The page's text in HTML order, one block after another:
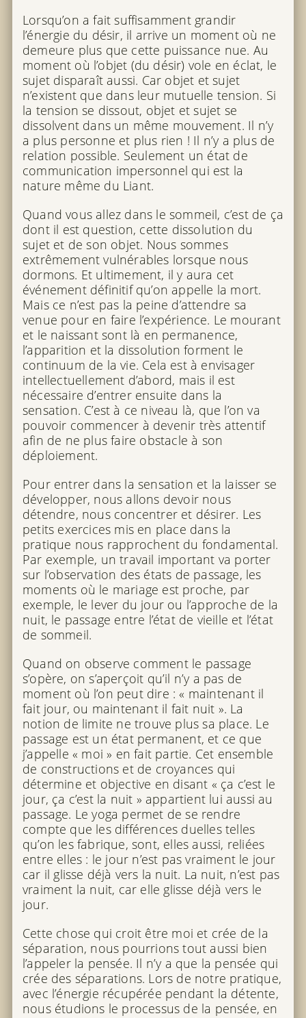
Lorsqu’on a fait suffisamment grandir
l’énergie du désir, il arrive un moment où ne
demeure plus que cette puissance nue. Au
moment où l’objet (du désir) vole en éclat, le
sujet disparaît aussi. Car objet et sujet
n’existent que dans leur mutuelle tension. Si
la tension se dissout, objet et sujet se
dissolvent dans un même mouvement. Il n’y
a plus personne et plus rien ! Il n’y a plus de
relation possible. Seulement un état de
communication impersonnel qui est la
nature même du Liant.
Quand vous allez dans le sommeil, c’est de ça
dont il est question, cette dissolution du
sujet et de son objet. Nous sommes
extrêmement vulnérables lorsque nous
dormons. Et ultimement, il y aura cet
événement définitif qu’on appelle la mort.
Mais ce n’est pas la peine d’attendre sa
venue pour en faire l’expérience. Le mourant
et le naissant sont là en permanence,
l’apparition et la dissolution forment le
continuum de la vie. Cela est à envisager
intellectuellement d’abord, mais il est
nécessaire d’entrer ensuite dans la
sensation. C’est à ce niveau là, que l’on va
pouvoir commencer à devenir très attentif
afin de ne plus faire obstacle à son
déploiement.
Pour entrer dans la sensation et la laisser se
développer, nous allons devoir nous
détendre, nous concentrer et désirer. Les
petits exercices mis en place dans la
pratique nous rapprochent du fondamental.
Par exemple, un travail important va porter
sur l’observation des états de passage, les
moments où le mariage est proche, par
exemple, le lever du jour ou l’approche de la
nuit, le passage entre l’état de vieille et l’état
de sommeil.
Quand on observe comment le passage
s’opère, on s’aperçoit qu’il n’y a pas de
moment où l’on peut dire : « maintenant il
fait jour, ou maintenant il fait nuit ». La
notion de limite ne trouve plus sa place. Le
passage est un état permanent, et ce que
j’appelle « moi » en fait partie. Cet ensemble
de constructions et de croyances qui
détermine et objective en disant « ça c’est le
jour, ça c’est la nuit » appartient lui aussi au
passage. Le yoga permet de se rendre
compte que les différences duelles telles
qu’on les fabrique, sont, elles aussi, reliées
entre elles : le jour n’est pas vraiment le jour
car il glisse déjà vers la nuit. La nuit, n’est pas
vraiment la nuit, car elle glisse déjà vers le
jour.
Cette chose qui croit être moi et crée de la
séparation, nous pourrions tout aussi bien
l’appeler la pensée. Il n’y a que la pensée qui
crée des séparations. Lors de notre pratique,
avec l’énergie récupérée pendant la détente,
nous étudions le processus de la pensée, en